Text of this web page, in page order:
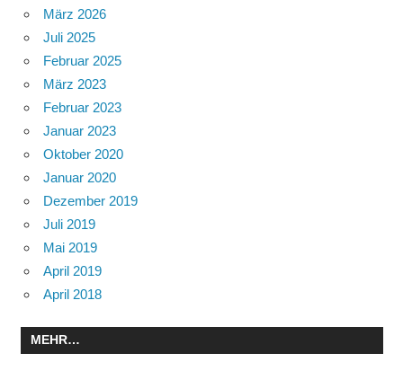
März 2026
Juli 2025
Februar 2025
März 2023
Februar 2023
Januar 2023
Oktober 2020
Januar 2020
Dezember 2019
Juli 2019
Mai 2019
April 2019
April 2018
MEHR…